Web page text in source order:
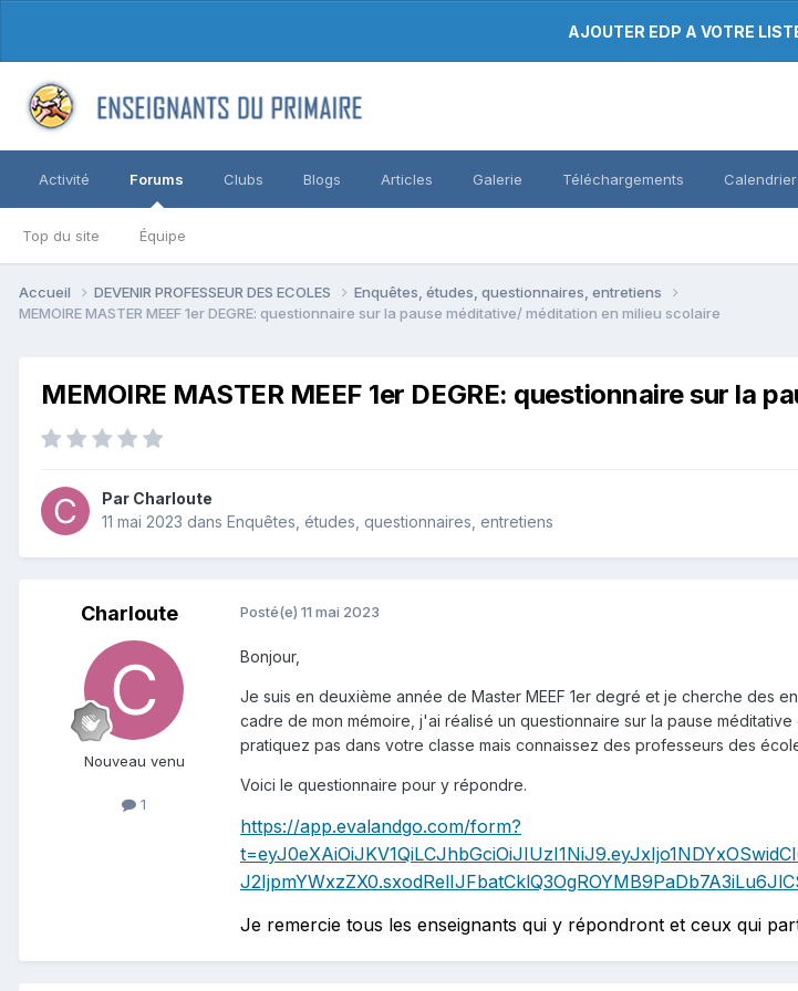
AJOUTER EDP A VOTRE
Activité Forums
Top du site Équipe
Clubs Blogs Articles Galerie Téléchargements Calendrier
Accueil DEVENIR PROFESSEUR DES ECOLES
Enquêtes, études, questionnaires, entretiens
MEMOIRE MASTER MEEF 1er DEGRE: questionnaire sur la pause méditative/ méditation en milieu scolaire
MEMOIRE MASTER MEEF 1er DEGRE: questionnaire sur la
Par Charloute
11 mai 2023 dans Enquêtes, études, questionnaires, entretiens
Charloute
Nouveau venu
1
Posté(e) 11 mai 2023
Bonjour,
Je suis en deuxième année de Master MEEF 1er degré et je cherche des
cadre de mon mémoire, j'ai réalisé un questionnaire sur la pause
pratiquez pas dans votre classe mais connaissez des professeurs des
Voici le questionnaire pour y répondre.
https://app.evalandgo.com/form?
Je remercie tous les enseignants qui y répondront et ceux qui